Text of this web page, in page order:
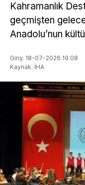
Kahramanlık
geçmişten
Anadolu’nun
Giriş: 18-07-2026 19:08
Kaynak: İHA